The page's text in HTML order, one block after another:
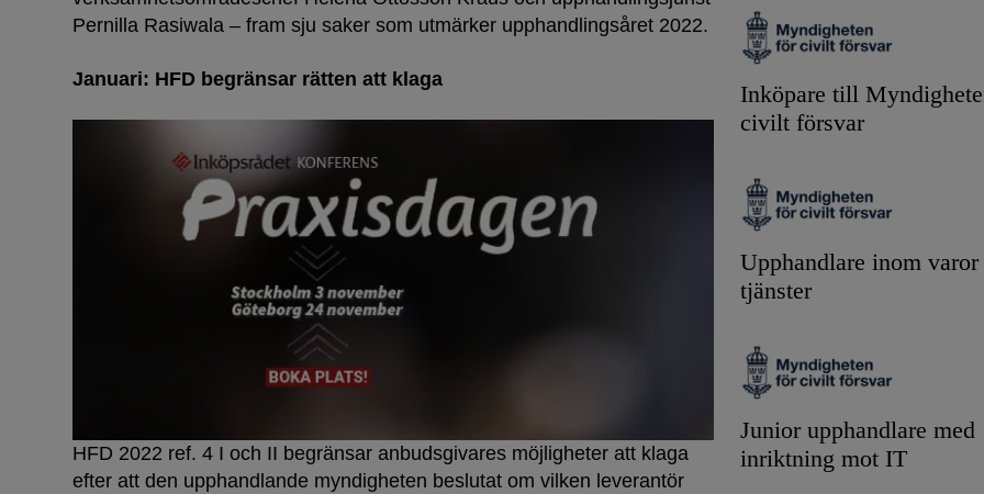
Pernilla Rasiwala – fram sju saker som utmärker upphandlingsåret 2022.
Januari: HFD begränsar rätten att klaga
HFD 2022 ref. 4 I och II begränsar anbudsgivares möjligheter att klaga
efter att den upphandlande myndigheten beslutat om vilken leverantör
Inköpare till
civilt försvar
Upphandlare inom varor
tjänster
Junior upphandlare med
inriktning mot IT